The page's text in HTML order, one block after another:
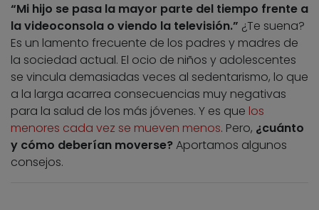
“Mi hijo se pasa la mayor parte del tiempo frente a
la videoconsola o viendo la televisión.” ¿Te suena?
Es un lamento frecuente de los padres y madres de
la sociedad actual. El ocio de niños y adolescentes
se vincula demasiadas veces al sedentarismo, lo que
a la larga acarrea consecuencias muy negativas
para la salud de los más jóvenes. Y es que los
menores cada vez se mueven menos. Pero, ¿cuánto
y cómo deberían moverse? Aportamos algunos
consejos.